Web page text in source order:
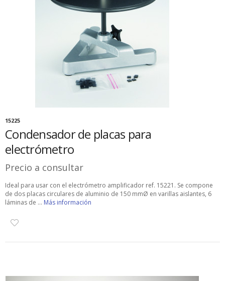
15225
Condensador de placas para
electrómetro
Precio a consultar
Ideal para usar con el electrómetro amplificador ref. 15221. Se compone
de dos placas circulares de aluminio de 150 mmØ en varillas aislantes, 6
láminas de ... Más información